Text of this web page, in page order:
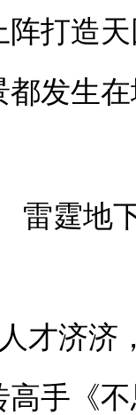
打造
发生
雷霆地
才济济
手《